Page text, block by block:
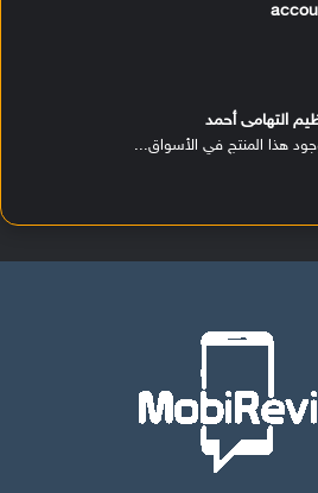
التهامى أحمد
هذا المنتج في الأسواق...